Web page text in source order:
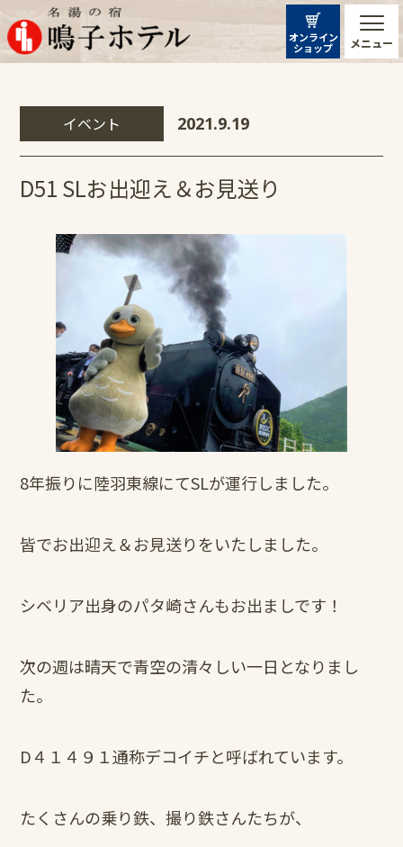
メニュー
オンライン
ショップ
イベント 2021.9.19
D51 SLお出迎え＆お見送り
8年振りに陸羽東線にてSLが運行しました。
皆でお出迎え＆お見送りをいたしました。
シベリア出身のパタ崎さんもお出ましです！
次の週は晴天で青空の清々しい一日となりまし
た。
D４１４９１通称デコイチと呼ばれています。
たくさんの乗り鉄、撮り鉄さんたちが、